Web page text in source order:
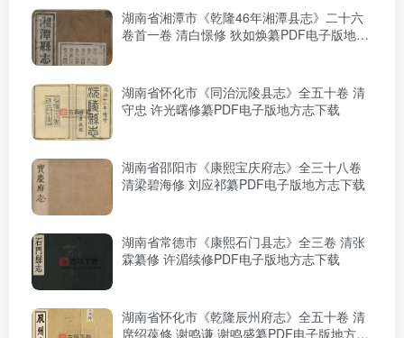
湖南省湘潭市《乾隆46年湘潭县志》二十六
卷首一卷 清白憬修 狄如焕纂PDF电子版地方
湖南省怀化市《同治沅陵县志》全五十卷 清
守忠 许光曙修纂PDF电子版地方志下载
湖南省邵阳市《康熙宝庆府志》全三十八卷
清梁碧海修 刘应祁纂PDF电子版地方志下载
湖南省常德市《康熙石门县志》全三卷 清张
霖纂修 许湄续修PDF电子版地方志下载
湖南省怀化市《乾隆辰州府志》全五十卷 清
席绍葆修 谢鸣谦 谢鸣盛纂PDF电子版地方志